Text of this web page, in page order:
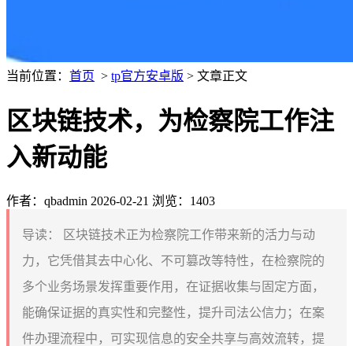
当前位置： 首页 > tp官方安卓版 > 文章正文
区块链技术，为检察院工作注
入新动能
作者：qbadmin 2026-02-21 浏览：1403
导读：
区块链技术正为检察院工作带来新的活力与动
力，它凭借其去中心化、不可篡改等特性，在检察院的
多个业务场景发挥重要作用，在证据收集与固定方面，
能确保证据的真实性和完整性，提升司法公信力；在案
件办理流程中，可实现信息的安全共享与高效流转，提